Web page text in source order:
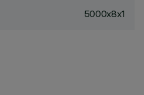
5000x8x1